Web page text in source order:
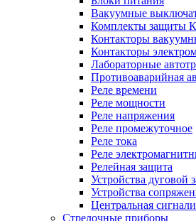
Вакуумные
Комплекты защиты
Контакторы
Контакторы
Лабораторные
Противоаварийная
Реле времени
Реле мощности
Реле напряжения
Реле промежуточное
Реле тока
Реле
Релейная защита
Устройства дуговой
Устройства
Центральная
Стрелочные приборы